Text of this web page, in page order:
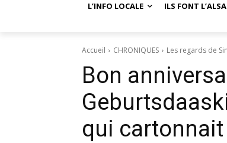
L’INFO LOCALE ILS FONT
Accueil CHRONIQUES Les regards de
Bon
qui cartonnait